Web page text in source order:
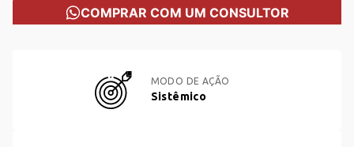
COMPRAR COM UM CONSULTOR
MODO DE AÇÃO
Sistêmico